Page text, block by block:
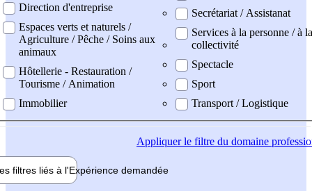
Direction d'entreprise
Espaces verts et naturels /
Agriculture / Pêche / Soins aux
animaux
Hôtellerie - Restauration /
Tourisme / Animation
Immobilier
Secrétariat / Assistanat
Services à la personne / à la
collectivité
Spectacle
Sport
Transport / Logistique
Appliquerle filtre du domaine
filtres liés à l'Expérience demandée